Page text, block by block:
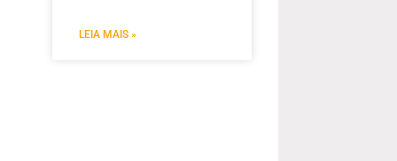
LEIA MAIS »